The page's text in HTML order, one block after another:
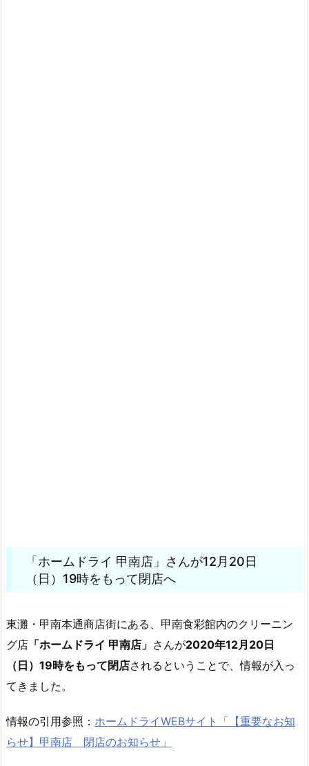
「ホームドライ 甲南店」さんが12月20日
（日）19時をもって閉店へ
東灘・甲南本通商店街にある、甲南食彩館内のクリーニン
グ店 「ホームドライ 甲南店」 さんが2020年12月20日
（日）19時をもって閉店されるということで、情報が入っ
てきました。
情報の引用参照： ホームドライWEBサイト「【重要なお知
らせ】甲南店 閉店のお知らせ」